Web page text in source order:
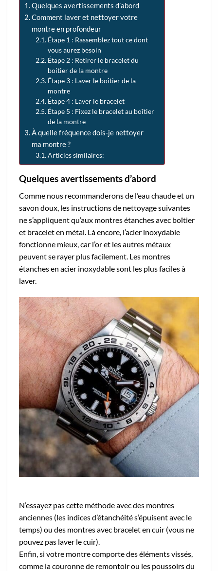
Quelques avertissements d’abord
Comment laver et nettoyer votre
montre en profondeur
Étape 1 : Rassemblez tout ce dont
vous aurez besoin
Étape 2 : Retirer le bracelet du
boitier de la montre
Étape 3 : Laver le boîtier de la
montre
Étape 4 : Laver le bracelet
Étape 5 : Fixez le bracelet au boîtier
de la montre
À quelle fréquence dois-je nettoyer
ma montre ?
Articles similaires:
Quelques avertissements d’abord
Comme nous recommanderons de l’eau chaude et un
savon doux, les instructions de nettoyage suivantes
ne s’appliquent qu’aux montres étanches avec boîtier
et bracelet en métal. Là encore, l’acier inoxydable
fonctionne mieux, car l’or et les autres métaux
peuvent se rayer plus facilement. Les montres
étanches en acier inoxydable sont les plus faciles à
laver.
N’essayez pas cette méthode avec des montres
anciennes (les indices d’étanchéité s’épuisent avec le
temps) ou des montres avec bracelet en cuir (vous ne
pouvez pas laver le cuir).
Enfin, si votre montre comporte des éléments vissés,
comme la couronne de remontoir ou les poussoirs du